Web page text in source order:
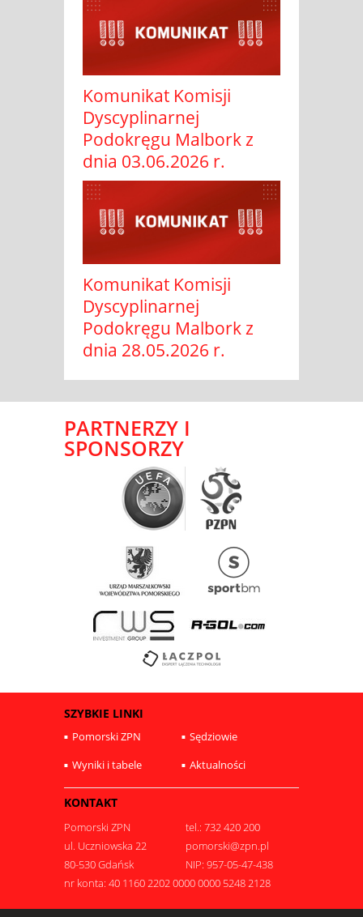
Komunikat Komisji
Dyscyplinarnej
Podokręgu Malbork z
dnia 03.06.2026 r.
Komunikat Komisji
Dyscyplinarnej
Podokręgu Malbork z
dnia 28.05.2026 r.
PARTNERZY I
SPONSORZY
SZYBKIE LINKI
Pomorski ZPN
Sędziowie
Wyniki i tabele
Aktualności
KONTAKT
Pomorski ZPN
tel.: 732 420 200
ul. Uczniowska 22
pomorski@zpn.pl
80-530 Gdańsk
NIP: 957-05-47-438
nr konta: 40 1160 2202 0000 0000 5248 2128